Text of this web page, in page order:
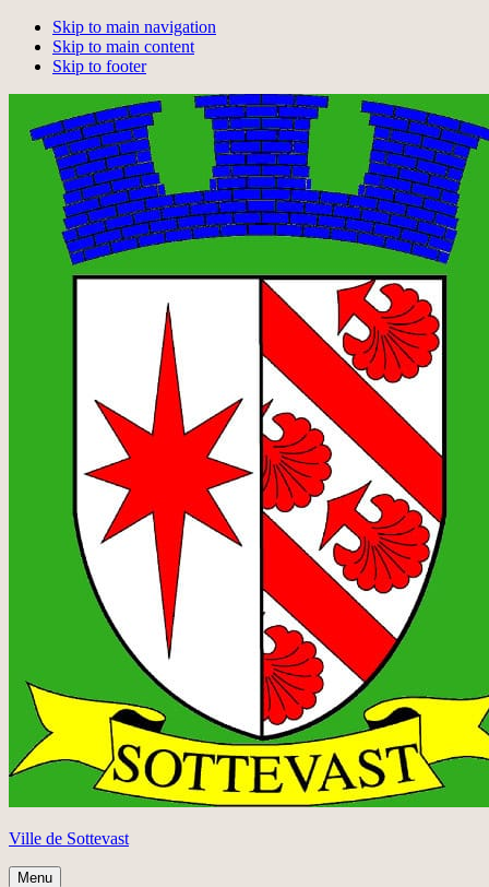
Skip to main navigation
Skip to main content
Skip to footer
Ville de Sottevast
Menu